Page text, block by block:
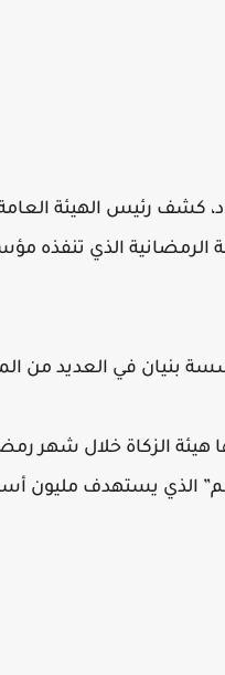
كشف رئيس الهيئة
لمشروع الوجبة الرمضانية
بنيان في العديد من
الزكاة خلال شهر
مليون أسرة فقيرة